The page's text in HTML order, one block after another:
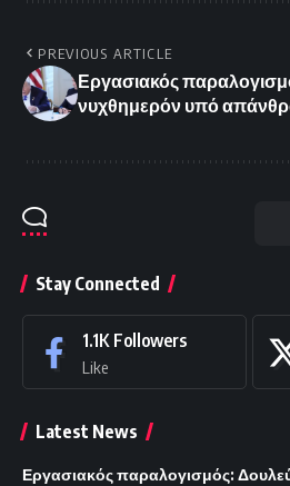
PREVIOUS ARTICLE
Εργασιακός
νυχθημερόν υπό
Stay Connected
1.1K Followers
Like
Latest News
Εργασιακός παραλογισμός: